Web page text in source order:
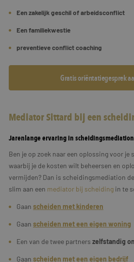
Een zakelijk geschil of arbeidsconflict
Een familiekwestie
preventieve conflict coaching
Gratis oriëntatiegesprek
Mediator Sittard bij een
Jarenlange ervaring in scheidingsmediation
Ben je op zoek naar een oplossing voor
waarbij je de kosten wilt beheersen en
vermijden? Dan is scheidingsmediation
slim aan een mediator bij scheiding in te
Gaan scheiden met kinderen
Gaan scheiden met een eigen woning
Een van de twee partners zelfstandig
Gaan scheiden met een eigen bedrijf